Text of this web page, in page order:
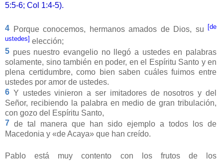
5:5-6; Col 1:4-5).
4 Porque conocemos, hermanos amados de Dios, su
[de
ustedes] elección;
5 pues nuestro evangelio no llegó a ustedes en palabras
solamente, sino también en poder, en el Espíritu Santo y en
plena certidumbre, como bien saben cuáles fuimos entre
ustedes por amor de ustedes.
6 Y ustedes vinieron a ser imitadores de nosotros y del
Señor, recibiendo la palabra en medio de gran tribulación,
con gozo del Espíritu Santo,
7 de tal manera que han sido ejemplo a todos los de
Macedonia y «de Acaya» que han creído.
Pablo está muy contento con los frutos de los